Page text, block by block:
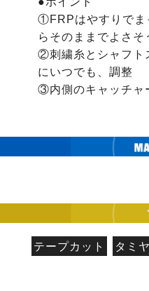
①FRPはやすりでま
らそのままでよさそ
②刺繍糸とシャフト
にいつでも、調整
③内側のキャッチャ
テープカット タミ